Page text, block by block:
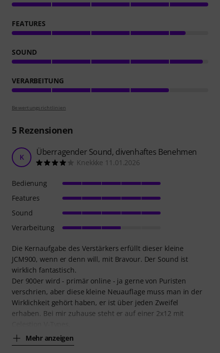
FEATURES
SOUND
VERARBEITUNG
Bewertungsrichtlinien
5Rezensionen
K Überragender Sound, divenhaftes Benehmen
Knekkke 11.01.2026
Die Kernaufgabe des Verstärkers erfüllt dieser kleine
JCM900, wenn er denn will, mit Bravour. Der Sound ist
wirklich fantastisch.
Der 900er wird - primär online - ja gerne von Puristen
verschrien, aber diese kleine Neuauflage muss man in der
Wirklichkeit gehört haben, er ist über jeden Zweifel
erhaben. Bei mir zuhause steht er auf einer 2x12 mit
Mehr anzeigen
Bedienung
Features
Sound
Verarbeitung